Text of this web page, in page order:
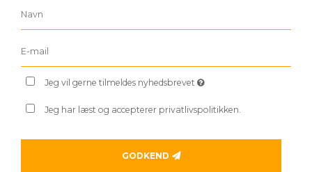
Jeg vil gerne tilmeldes nyhedsbrevet
Jeg har læst og accepterer privatlivspolitikken.
GODKEND